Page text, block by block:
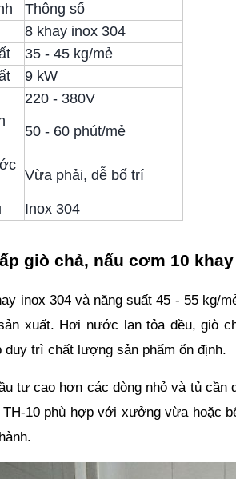
Thông số
8 khay inox 304
35 - 45 kg/mẻ
9 kW
220 - 380V
50 - 60 phút/mẻ
Vừa phải, dễ bố trí
Inox 304
giò chả, nấu cơm 10 khay
inox 304 và năng suất 45 - 55 kg/
xuất. Hơi nước lan tỏa đều, giò
duy trì chất lượng sản phẩm ổn định.
tư cao hơn các dòng nhỏ và tủ
TH-10 phù hợp với xưởng vừa hoặc